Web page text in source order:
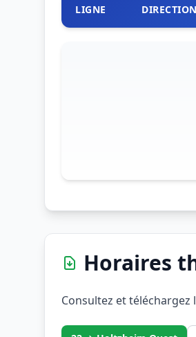
LIGNE DIRECTION
Horaires
Consultez et